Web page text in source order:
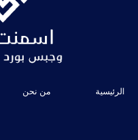
الرئيسية من نحن